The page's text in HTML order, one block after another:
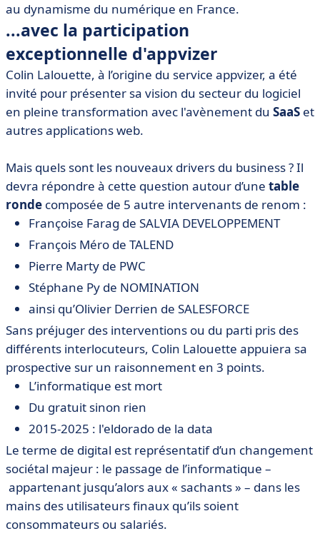
au dynamisme du numérique en France.
...avec la participation
exceptionnelle d'appvizer
Colin Lalouette, à l’origine du service appvizer, a été
invité pour présenter sa vision du secteur du logiciel
en pleine transformation avec l'avènement du SaaS et
autres applications web.
Mais quels sont les nouveaux drivers du business ? Il
devra répondre à cette question autour d’une table
ronde composée de 5 autre intervenants de renom :
Françoise Farag de SALVIA DEVELOPPEMENT
François Méro de TALEND
Pierre Marty de PWC
Stéphane Py de NOMINATION
ainsi qu’Olivier Derrien de SALESFORCE
Sans préjuger des interventions ou du parti pris des
différents interlocuteurs, Colin Lalouette appuiera sa
prospective sur un raisonnement en 3 points.
L’informatique est mort
Du gratuit sinon rien
2015-2025 : l'eldorado de la data
Le terme de digital est représentatif d’un changement
sociétal majeur : le passage de l’informatique –
appartenant jusqu’alors aux « sachants » – dans les
mains des utilisateurs finaux qu’ils soient
consommateurs ou salariés.